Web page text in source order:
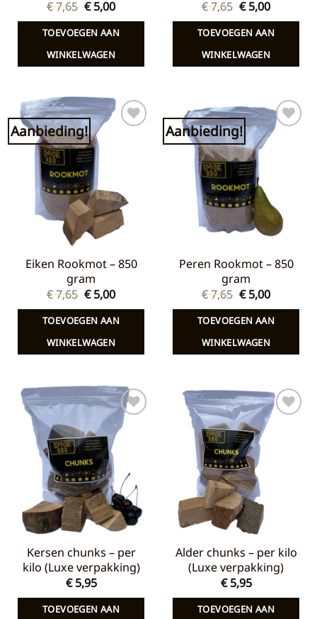
€7,65 Oorspronkelijke
prijs
was:
€ 7,65.
€5,00Huidige
is:
€ 5,00.
TOEVOEGEN AAN
WINKELWAGEN
€7,65
prijs
was:
€ 7,65.
€5,00Huidige
is:
€ 5,00.
TOEVOEGEN AAN
WINKELWAGEN
Aanbieding! Toevoegen
verlanglijst
Eiken Rookmot – 850
gram
€7,65 Oorspronkelijke
prijs
was:
€ 7,65.
€5,00Huidige
prijs
is:
€ 5,00.
TOEVOEGEN AAN
WINKELWAGEN
Aanbieding!
Toevoegen
verlanglijst
Peren Rookmot – 850
gram
€7,65
prijs
was:
€ 7,65.
€5,00Huidige
prijs
is:
€ 5,00.
TOEVOEGEN AAN
WINKELWAGEN
Toevoegen
aan
verlanglijst
Kersen chunks – per
kilo (Luxe verpakking)
€5,95
TOEVOEGEN AAN
Toevoegen
verlanglijst
Alder chunks – per kilo
(Luxe verpakking)
€5,95
TOEVOEGEN AAN